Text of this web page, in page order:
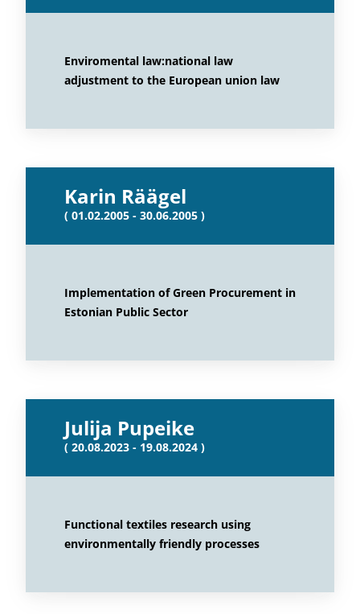
Enviromental law:national law
adjustment to the European union law
Karin Räägel
( 01.02.2005 - 30.06.2005 )
Implementation of Green Procurement in
Estonian Public Sector
Julija Pupeike
( 20.08.2023 - 19.08.2024 )
Functional textiles research using
environmentally friendly processes